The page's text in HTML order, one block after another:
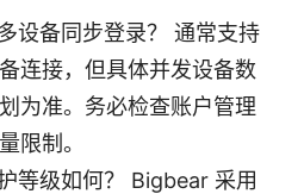
设备同步登录？ 通常支持
连接，但具体并发设备数
为准。务必检查账户管理
限制。
等级如何？ Bigbear 采用